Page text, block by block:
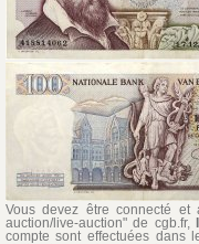
Vous devez être connecté
auction/live-auction" de cgb.fr,
compte sont effectuées dans